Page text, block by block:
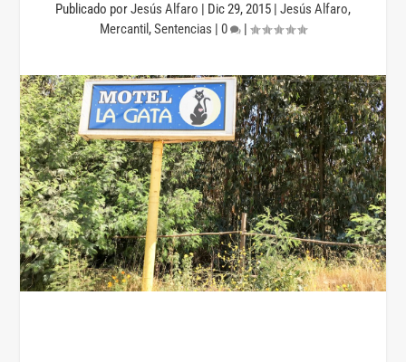
Publicado porJesús Alfaro | Dic 29, 2015 | Jesús Alfaro,
Mercantil ,Sentencias | 0 |